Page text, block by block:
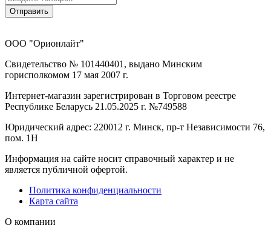
Отправить
ООО "Орионлайт"
Свидетельство № 101440401, выдано Минским
горисполкомом 17 мая 2007 г.
Интернет-магазин зарегистрирован в Торговом реестре
Республике Беларусь 21.05.2025 г. №749588
Юридический адрес: 220012 г. Минск, пр-т Независимости 76,
пом. 1Н
Информация на сайте носит справочный характер и не
является публичной офертой.
Политика конфиденциальности
Карта сайта
О компании